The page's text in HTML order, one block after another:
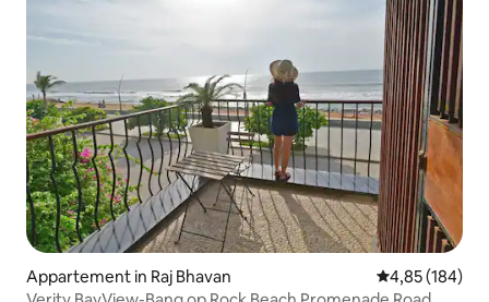
Appartement in Raj Bhavan Gemiddelde
4,85 (184)